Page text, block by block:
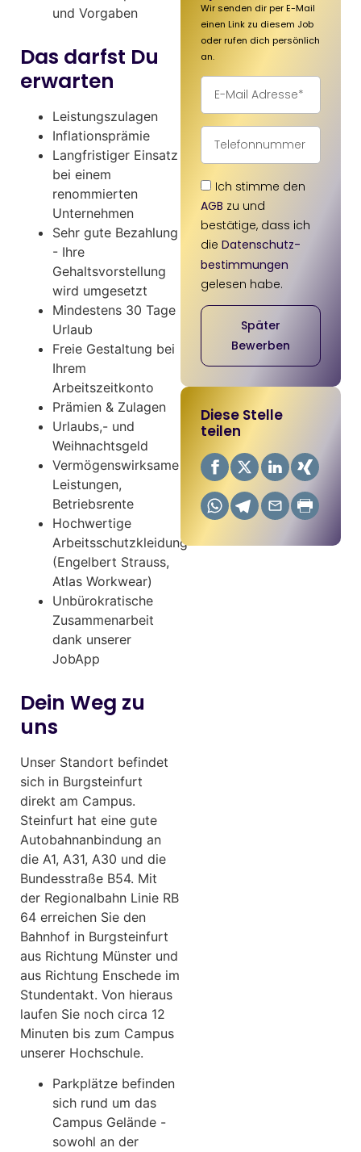
und Vorgaben
Das darfst Du
erwarten
Leistungszulagen
Inflationsprämie
Langfristiger Einsatz
bei einem
renommierten
Unternehmen
Sehr gute Bezahlung
- Ihre
Gehaltsvorstellung
wird umgesetzt
Mindestens 30 Tage
Urlaub
Freie Gestaltung bei
Ihrem
Arbeitszeitkonto
Prämien & Zulagen
Urlaubs,- und
Weihnachtsgeld
Vermögenswirksame
Leistungen,
Betriebsrente
Hochwertige
Arbeitsschutzkleidung
(Engelbert Strauss,
Atlas Workwear)
Unbürokratische
Zusammenarbeit
dank unserer
JobApp
Dein Weg zu
uns
Unser Standort befindet
sich in Burgsteinfurt
direkt am Campus.
Steinfurt hat eine gute
Autobahnanbindung an
die A1, A31, A30 und die
Bundesstraße B54. Mit
der Regionalbahn Linie RB
64 erreichen Sie den
Bahnhof in Burgsteinfurt
aus Richtung Münster und
aus Richtung Enschede im
Stundentakt. Von hieraus
laufen Sie noch circa 12
Minuten bis zum Campus
unserer Hochschule.
Parkplätze befinden
sich rund um das
Campus Gelände -
sowohl an der
Wir senden dir per E-Mail
einen Link zu diesem Job
oder rufen dich persönlich
an.
Ich stimme den
AGB zu und
bestätige, dass ich
die Datenschutz­
bestimmungen
gelesen habe.
Später
Bewerben
Diese Stelle
teilen